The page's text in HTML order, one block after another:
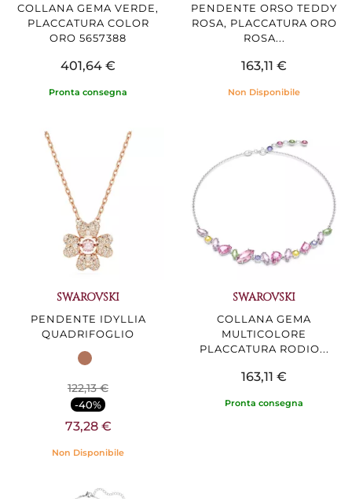
COLLANA GEMA VERDE,
PLACCATURA COLOR
ORO 5657388
401,64 €
Pronta consegna
PENDENTE ORSO TEDDY
ROSA, PLACCATURA ORO
ROSA...
163,11 €
Non Disponibile
SWAROVSKI
PENDENTE IDYLLIA
QUADRIFOGLIO
122,13 €
-40%
73,28 €
Non Disponibile
SWAROVSKI
COLLANA GEMA
MULTICOLORE
PLACCATURA RODIO...
163,11 €
Pronta consegna